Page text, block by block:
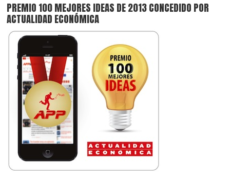
PREMIO 100 MEJORES IDEAS DE 2013 CONCEDIDO POR
ACTUALIDAD ECONÓMICA